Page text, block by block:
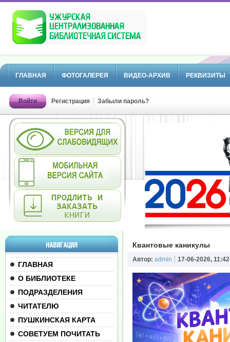
ГЛАВНАЯ ФОТОГАЛЕРЕЯ ВИДЕО-АРХИВ РЕКВИЗИТЫ
Войти Регистрация Забыли пароль?
НАВИГАЦИЯ
ГЛАВНАЯ
О БИБЛИОТЕКЕ
ПОДРАЗДЕЛЕНИЯ
ЧИТАТЕЛЮ
ПУШКИНСКАЯ КАРТА
СОВЕТУЕМ ПОЧИТАТЬ
Квантовые каникулы
Автор: admin 17-06-2026, 11:42